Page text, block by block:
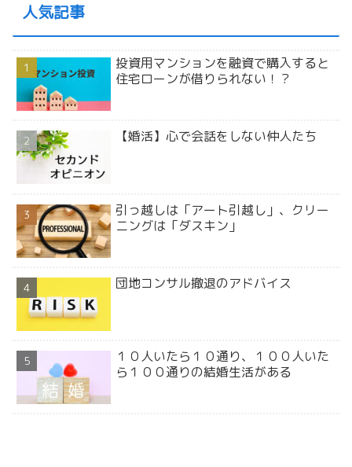
人気記事
投資用マンションを融資で購入すると
住宅ローンが借りられない！？
【婚活】心で会話をしない仲人たち
引っ越しは「アート引越し」、クリー
ニングは「ダスキン」
団地コンサル撤退のアドバイス
１０人いたら１０通り、１００人いた
ら１００通りの結婚生活がある